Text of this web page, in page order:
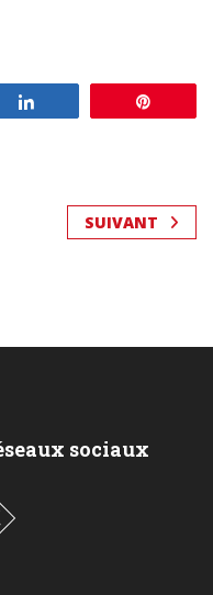
SUIVANT
sociaux